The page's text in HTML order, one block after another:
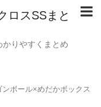
ロスSSまと
りやすくまとめ
ンボール×めだかボックス